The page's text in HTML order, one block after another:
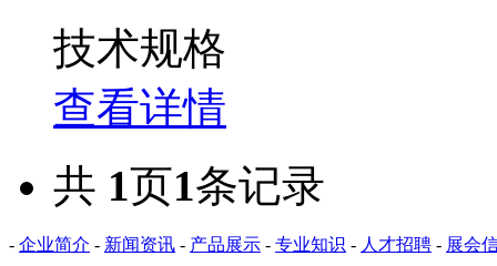
技术规格
查看详情
共 1页1条记录
- 企业简介 - 新闻资讯 - 产品展示 - 专业知识 - 人才招聘 - 展会